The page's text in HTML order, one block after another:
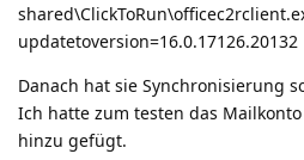
updatetoversion=16.0.17126.20132
Danach hat sie Synchronisierung
Ich hatte zum testen das
hinzu gefügt.